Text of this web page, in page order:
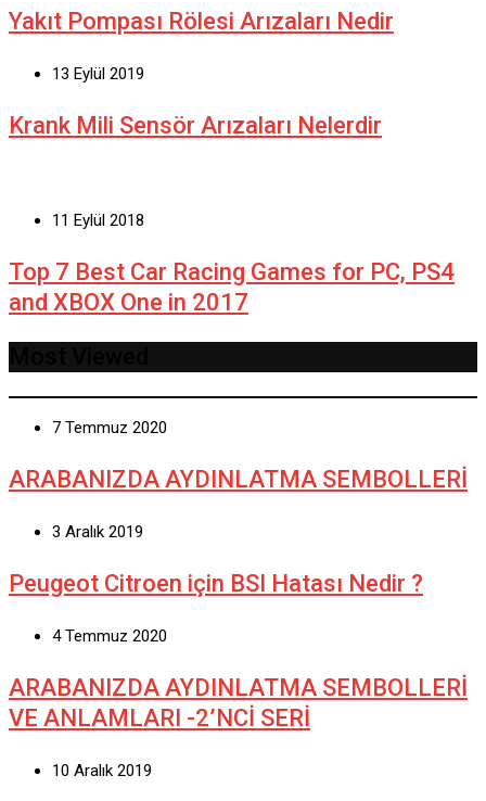
Yakıt Pompası Rölesi Arızaları Nedir
13 Eylül 2019
Krank Mili Sensör Arızaları Nelerdir
11 Eylül 2018
Top 7 Best Car Racing Games for PC, PS4
and XBOX One in 2017
7 Temmuz 2020
ARABANIZDA AYDINLATMA SEMBOLLERİ
3 Aralık 2019
Peugeot Citroen için BSI Hatası Nedir ?
4 Temmuz 2020
ARABANIZDA AYDINLATMA SEMBOLLERİ
VE ANLAMLARI -2’NCİ SERİ
10 Aralık 2019